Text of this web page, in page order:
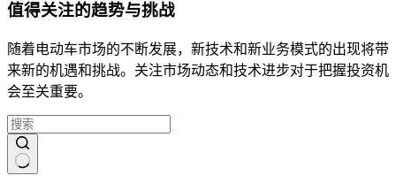
值得关注的趋势与挑战
随着电动车市场的不断发展，新技术和新业务模式的出现将带
来新的机遇和挑战。关注市场动态和技术进步对于把握投资机
会至关重要。